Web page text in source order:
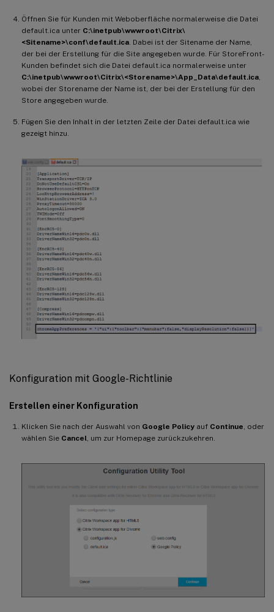
Öffnen Sie für Kunden mit Weboberfläche normalerweise die Datei
default.ica unter C:\inetpub\wwwroot\Citrix\
<Sitename>\conf\default.ica. Dabei ist der Sitename der Name,
der bei der Erstellung für die Site angegeben wurde. Für StoreFront-
Kunden befindet sich die Datei default.ica normalerweise unter
C:\inetpub\wwwroot\Citrix\<Storename>\App_Data\default.ica,
wobei der Storename der Name ist, der bei der Erstellung für den
Store angegeben wurde.
Fügen Sie den Inhalt in der letzten Zeile der Datei default.ica wie
gezeigt hinzu.
Konfiguration mit Google-Richtlinie
Erstellen einer Konfiguration
Klicken Sie nach der Auswahl von Google Policy auf Continue , oder
wählen Sie Cancel , um zur Homepage zurückzukehren.